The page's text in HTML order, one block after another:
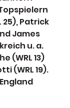
25), Patrick
James
u. a.
(WRL 13)
(WRL 19).